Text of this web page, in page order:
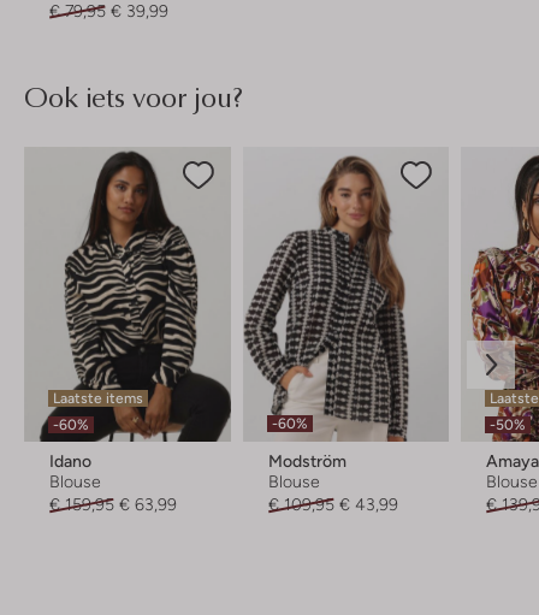
€ 79,95 € 39,99
Ook iets voor jou?
Laatste items
-60%
Idano
Blouse
€ 159,95 € 63,99
-60%
Modström
Blouse
€ 109,95 € 43,99
-50%
Blouse
€